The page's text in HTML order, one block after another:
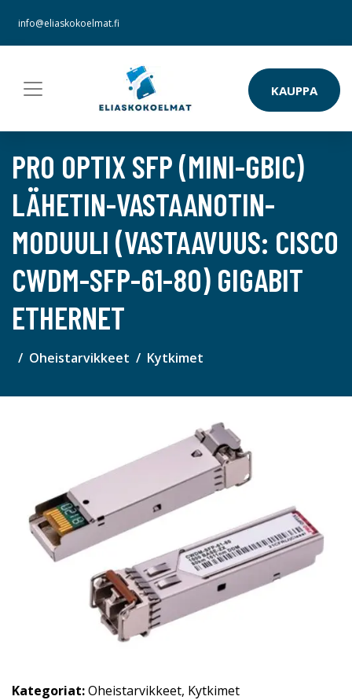
info@eliaskokoelmat.fi
KAUPPA
PRO OPTIX SFP (MINI-GBIC)
LÄHETIN-VASTAANOTIN-
MODUULI (VASTAAVUUS: CISCO
CWDM-SFP-61-80) GIGABIT
ETHERNET
Oheistarvikkeet Kytkimet
Kategoriat:Oheistarvikkeet, Kytkimet